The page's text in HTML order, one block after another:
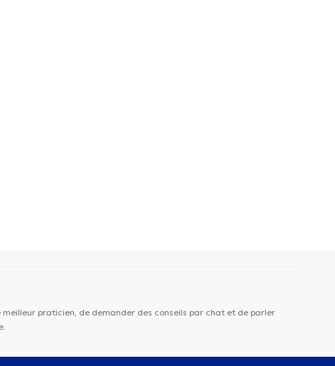
praticien, de demander des conseils par chat et de parler